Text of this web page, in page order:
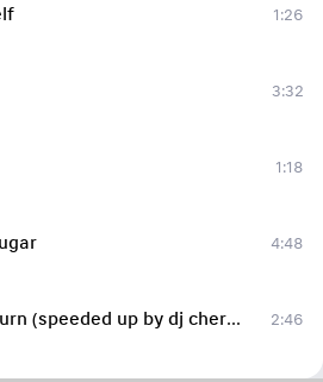
1:26
3:32
1:18
4:48
The Humans Return (speeded up by dj cherepashka)
2:46